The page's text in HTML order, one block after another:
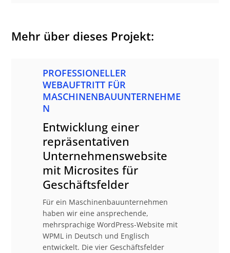
Mehr über dieses Projekt:
PROFESSIONELLER
WEBAUFTRITT FÜR
MASCHINENBAUUNTERNEHME
N
Entwicklung einer
repräsentativen
Unternehmenswebsite
mit Microsites für
Geschäftsfelder
Für ein Maschinenbauunternehmen
haben wir eine ansprechende,
mehrsprachige WordPress-Website mit
WPML in Deutsch und Englisch
entwickelt. Die vier Geschäftsfelder